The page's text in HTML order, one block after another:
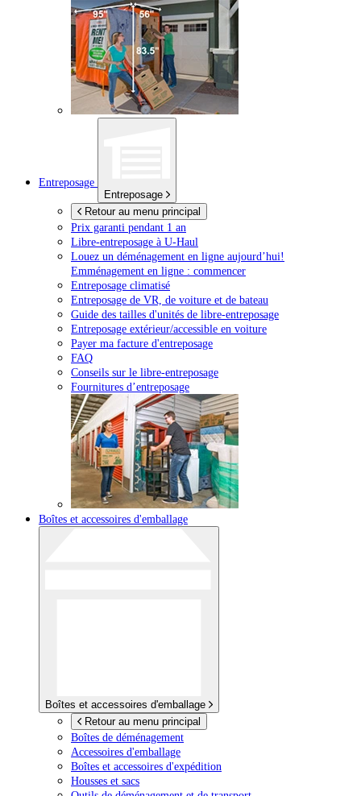
Entreposage
Entreposage
Retour au menu principal
Prix garanti pendant 1 an
Libre-entreposage à U-Haul
Louez un déménagement en ligne aujourd’hui!
Emménagement en ligne : commencer
Entreposage climatisé
Entreposage de VR, de voiture et de bateau
Guide des tailles d'unités de libre-entreposage
Entreposage extérieur/accessible en voiture
Payer ma facture d'entreposage
FAQ
Conseils sur le libre-entreposage
Fournitures d’entreposage
Boîtes et accessoires d'emballage
Boîtes et accessoires d'emballage
Retour au menu principal
Boîtes de déménagement
Accessoires d'emballage
Boîtes et accessoires d'expédition
Housses et sacs